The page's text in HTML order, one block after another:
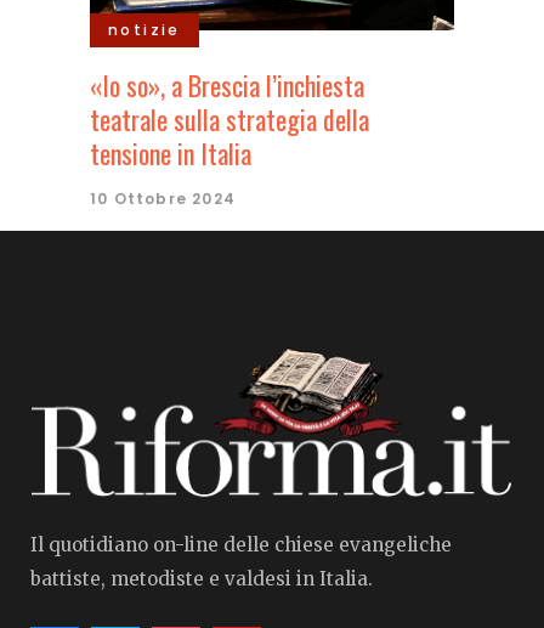
notizie
«Io so», a Brescia l’inchiesta
teatrale sulla strategia della
tensione in Italia
10 Ottobre 2024
Il quotidiano on-line delle chiese evangeliche
battiste, metodiste e valdesi in Italia.